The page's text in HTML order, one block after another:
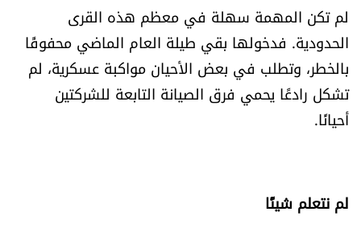
لم تكن المهمة سهلة في معظم هذه القرى
الحدودية. فدخولها بقي طيلة العام الماضي محفوفًا
بالخطر، وتطلب في بعض الأحيان مواكبة عسكرية، لم
تشكل رادعًا يحمي فرق الصيانة التابعة للشركتين
أحيانًا.
لم نتعلم شيئًا